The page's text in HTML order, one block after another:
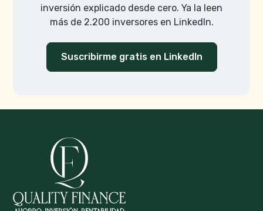
inversión explicado desde cero. Ya la leen
más de 2.200 inversores en LinkedIn.
Suscribirme gratis en LinkedIn